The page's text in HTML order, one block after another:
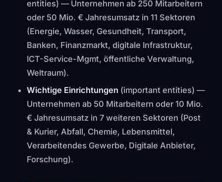
entities) — Unternehmen ab 250 Mitarbeitern
oder 50 Mio. € Jahresumsatz in 11 Sektoren
(Energie, Wasser, Gesundheit, Transport,
Banken, Finanzmarkt, digitale Infrastruktur,
ICT-Service-Mgmt, öffentliche Verwaltung,
Weltraum).
Wichtige Einrichtungen (important entities) —
Unternehmen ab 50 Mitarbeitern oder 10 Mio.
€ Jahresumsatz in 7 weiteren Sektoren (Post
& Kurier, Abfall, Chemie, Lebensmittel,
Verarbeitendes Gewerbe, Digitale Anbieter,
Forschung).